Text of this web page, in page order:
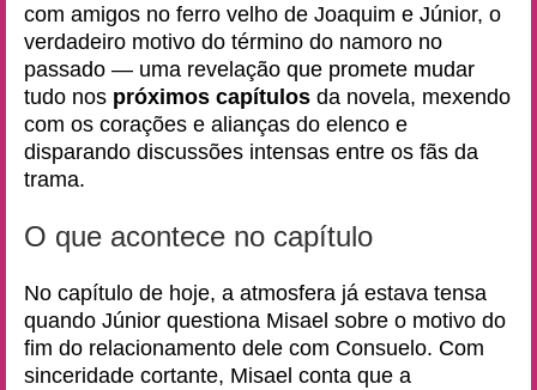
com amigos no ferro velho de Joaquim e Júnior, o
verdadeiro motivo do término do namoro no
passado — uma revelação que promete mudar
tudo nos próximos capítulos da novela, mexendo
com os corações e alianças do elenco e
disparando discussões intensas entre os fãs da
trama.
O que acontece no capítulo
No capítulo de hoje, a atmosfera já estava tensa
quando Júnior questiona Misael sobre o motivo do
fim do relacionamento dele com Consuelo. Com
sinceridade cortante, Misael conta que a